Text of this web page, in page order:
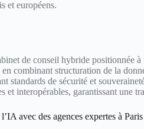
et européens.​
de conseil hybride positionnée
combinant structuration de la
standards de sécurité et
et interopérables, garantissant
avec des agences expertes à Paris